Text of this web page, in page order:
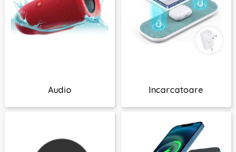
Audio Incarcatoare